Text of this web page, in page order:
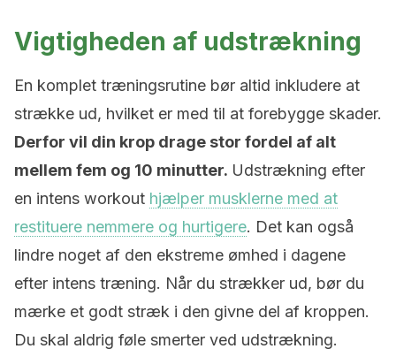
Vigtigheden af udstrækning
En komplet træningsrutine bør altid inkludere at
strække ud, hvilket er med til at forebygge skader.
Derfor vil din krop drage stor fordel af alt
mellem fem og 10 minutter. Udstrækning efter
en intens workout hjælper musklerne med at
restituere nemmere og hurtigere. Det kan også
lindre noget af den ekstreme ømhed i dagene
efter intens træning. Når du strækker ud, bør du
mærke et godt stræk i den givne del af kroppen.
Du skal aldrig føle smerter ved udstrækning.